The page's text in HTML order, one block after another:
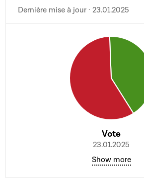
Dernière mise à jour · 23.01.2025
Vote
23.01.2025
Show more